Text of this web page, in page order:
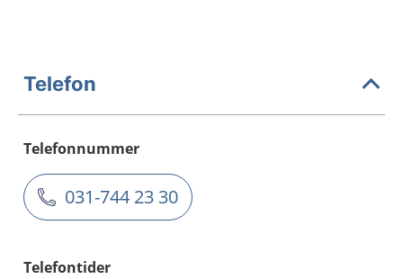
Telefon
Telefonnummer
031-744 23 30
Telefontider